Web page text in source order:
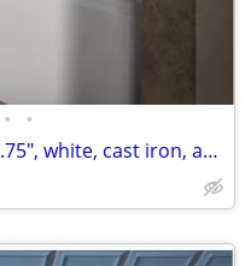
• •
New Left Drain Bathtub 60"x33.75", white, cast iron, apron, by Kohler